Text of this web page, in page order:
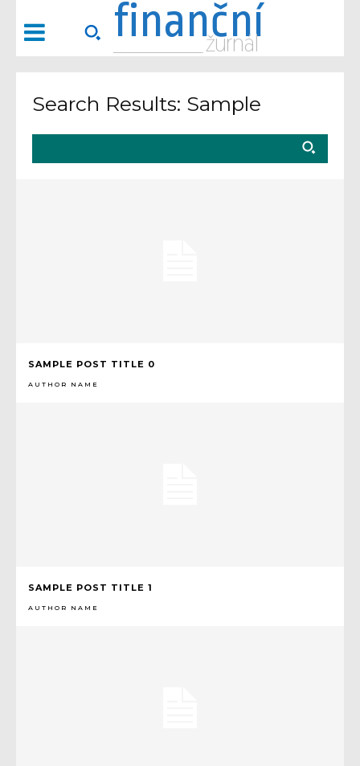
finanční
___________ žurnál
Search Results: Sample
SAMPLE POST TITLE 0
AUTHOR NAME
SAMPLE POST TITLE 1
AUTHOR NAME